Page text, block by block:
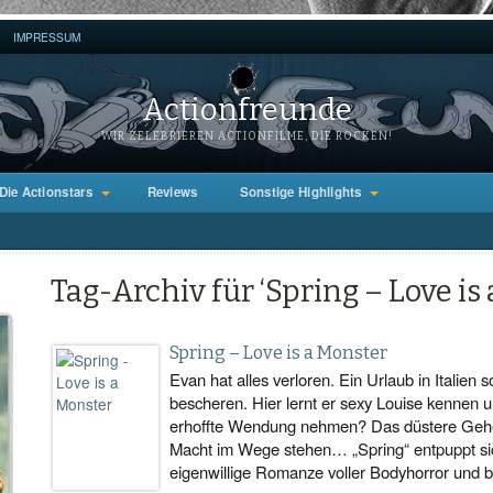
IMPRESSUM
Actionfreunde
WIR ZELEBRIEREN ACTIONFILME, DIE ROCKEN!
Actionstars Reviews Sonstige Highlights
Tag-Archiv für ‘Spring – Love is
Spring – Love is a Monster
Evan hat alles verloren. Ein Urlaub in Italien
bescheren. Hier lernt er sexy Louise kennen
erhoffte Wendung nehmen? Das düstere
Macht im Wege stehen… „Spring“ entpuppt
eigenwillige Romanze voller Bodyhorror und